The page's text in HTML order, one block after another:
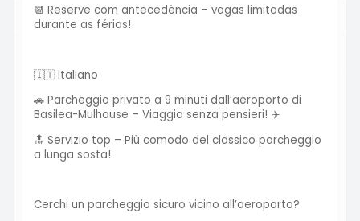
📆 Reserve com antecedência – vagas limitadas
durante as férias!
🇮🇹 Italiano
🚗 Parcheggio privato a 9 minuti dall’aeroporto di
Basilea-Mulhouse – Viaggia senza pensieri! ✈️
🔝 Servizio top – Più comodo del classico parcheggio
a lunga sosta!
Cerchi un parcheggio sicuro vicino all’aeroporto?